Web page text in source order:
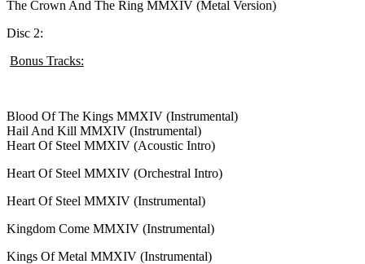
The Crown And The Ring MMXIV (Metal Version)
Disc 2:
Bonus Tracks:
Blood Of The Kings MMXIV (Instrumental)
Hail And Kill MMXIV (Instrumental)
Heart Of Steel MMXIV (Acoustic Intro)
Heart Of Steel MMXIV (Orchestral Intro)
Heart Of Steel MMXIV (Instrumental)
Kingdom Come MMXIV (Instrumental)
Kings Of Metal MMXIV (Instrumental)